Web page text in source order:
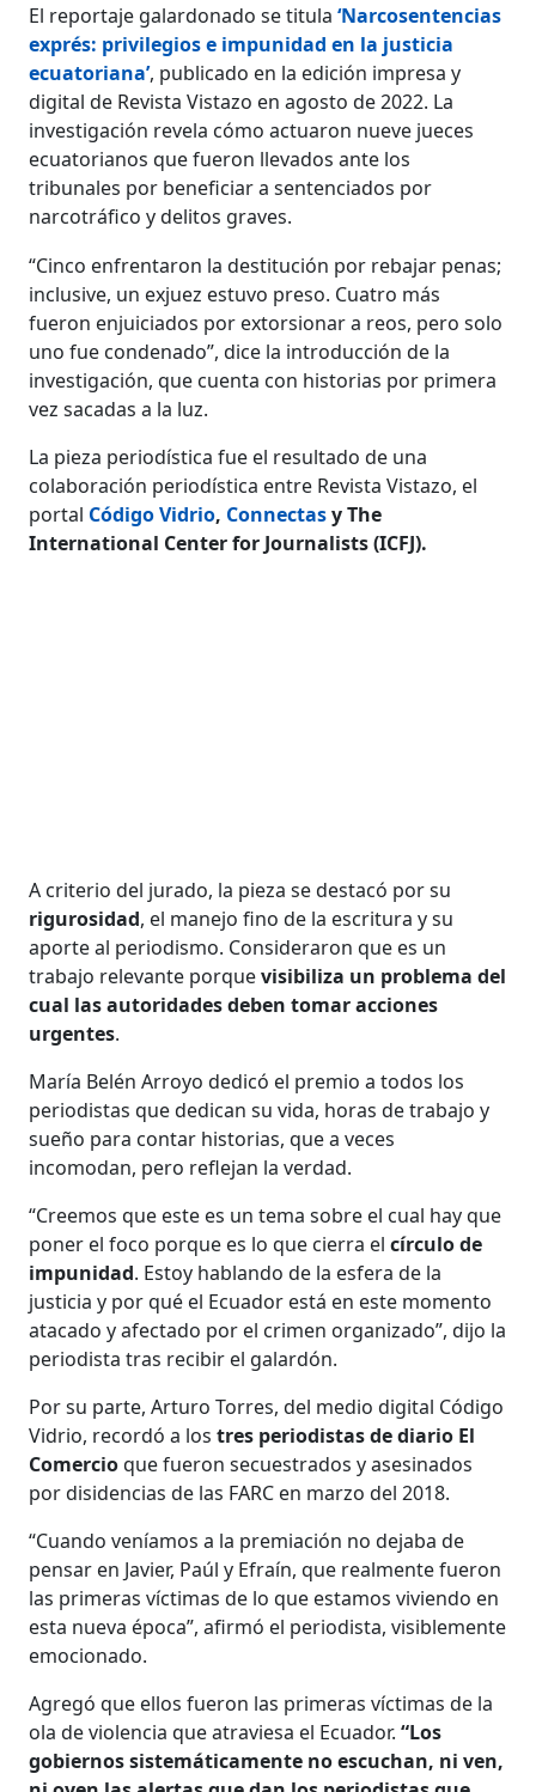
El reportaje galardonado se titula ‘Narcosentencias
exprés: privilegios e impunidad en la justicia
ecuatoriana’, publicado en la edición impresa y
digital de Revista Vistazo en agosto de 2022. La
investigación revela cómo actuaron nueve jueces
ecuatorianos que fueron llevados ante los
tribunales por beneficiar a sentenciados por
narcotráfico y delitos graves.
“Cinco enfrentaron la destitución por rebajar penas;
inclusive, un exjuez estuvo preso. Cuatro más
fueron enjuiciados por extorsionar a reos, pero solo
uno fue condenado”, dice la introducción de la
investigación, que cuenta con historias por primera
vez sacadas a la luz.
La pieza periodística fue el resultado de una
colaboración periodística entre Revista Vistazo, el
portal Código Vidrio, Connectasy The
International Center for Journalists (ICFJ).
A criterio del jurado, la pieza se destacó por su
rigurosidad, el manejo fino de la escritura y su
aporte al periodismo. Consideraron que es un
trabajo relevante porquevisibiliza un problema del
cual las autoridades deben tomar acciones
urgentes.
María Belén Arroyo dedicó el premio a todos los
periodistas que dedican su vida, horas de trabajo y
sueño para contar historias, que a veces
incomodan, pero reflejan la verdad.
“Creemos que este es un tema sobre el cual hay que
poner el foco porque es lo que cierra elcírculo de
impunidad. Estoy hablando de la esfera de la
justicia y por qué el Ecuador está en este momento
atacado y afectado por el crimen organizado”, dijo la
periodista tras recibir el galardón.
Por su parte, Arturo Torres, del medio digital Código
Vidrio, recordó a lostres periodistas de diario El
Comercioque fueron secuestrados y asesinados
por disidencias de las FARC en marzo del 2018.
“Cuando veníamos a la premiación no dejaba de
pensar en Javier, Paúl y Efraín, que realmente fueron
las primeras víctimas de lo que estamos viviendo en
esta nueva época”, afirmó el periodista, visiblemente
emocionado.
Agregó que ellos fueron las primeras víctimas de la
ola de violencia que atraviesa el Ecuador.“Los
gobiernos sistemáticamente no escuchan, ni ven,